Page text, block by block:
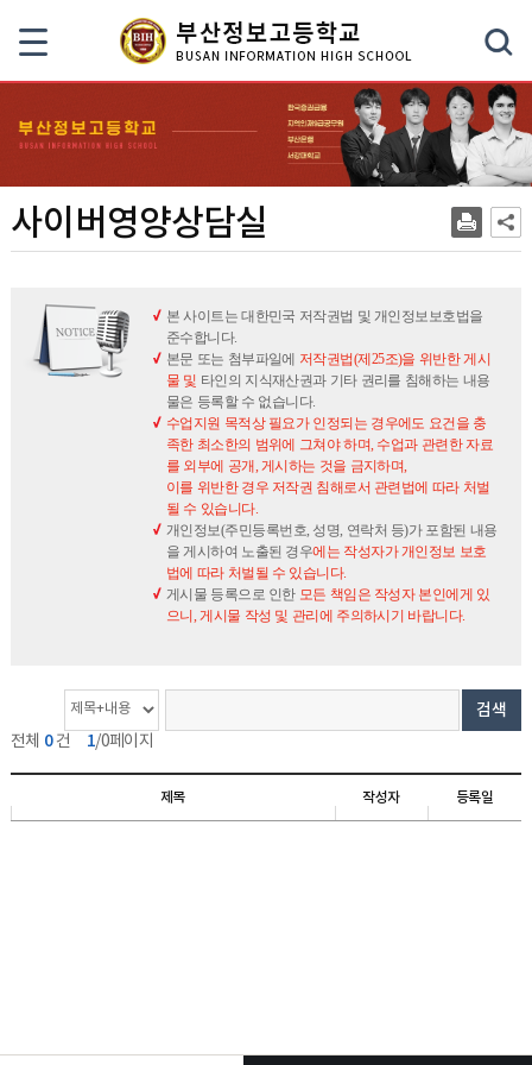
사이버영양상담실
본 사이트는 대한민국 저작권법 및 개인정보보호법을
준수합니다.
본문 또는 첨부파일에 저작권법(제25조)을 위반한 게시
물 및 타인의 지식재산권과 기타 권리를 침해하는 내용
물은 등록할 수 없습니다.
수업지원 목적상 필요가 인정되는 경우에도 요건을 충
족한 최소한의 범위에 그쳐야 하며, 수업과 관련한 자료
를 외부에 공개, 게시하는 것을 금지하며,
이를 위반한 경우 저작권 침해로서 관련법에 따라 처벌
될 수 있습니다.
개인정보(주민등록번호, 성명, 연락처 등)가 포함된 내용
을 게시하여 노출된 경우에는 작성자가 개인정보 보호
법에 따라 처벌될 수 있습니다.
게시물 등록으로 인한 모든 책임은 작성자 본인에게 있
으니, 게시물 작성 및 관리에 주의하시기 바랍니다.
전체 0건 1/0페이지
게
시
물
개
검
색
옵
션
색
어
검색
제목 작성자 등록일